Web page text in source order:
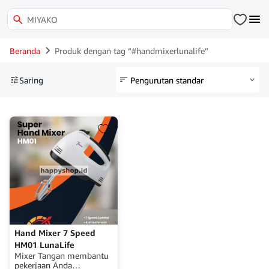
Beranda Produk dengan tag “#handmixerlunalife”
Saring
Hand Mixer 7 Speed
HM01 LunaLife
Mixer Tangan membantu
pekerjaan Anda